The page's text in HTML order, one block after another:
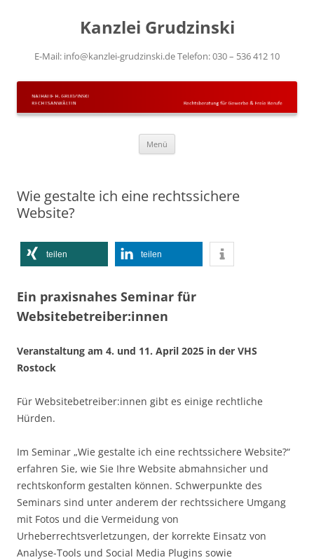
Kanzlei Grudzinski
E-Mail: info@kanzlei-grudzinski.de Telefon: 030 – 536 412 10
Menü
Wie gestalte ich eine rechtssichere
Website?
teilen teilen
Ein praxisnahes Seminar für
Websitebetreiber:innen
Veranstaltung am 4. und 11. April 2025 in der VHS
Rostock
Für Websitebetreiber:innen gibt es einige rechtliche
Hürden.
Im Seminar „Wie gestalte ich eine rechtssichere Website?“
erfahren Sie, wie Sie Ihre Website abmahnsicher und
rechtskonform gestalten können. Schwerpunkte des
Seminars sind unter anderem der rechtssichere Umgang
mit Fotos und die Vermeidung von
Urheberrechtsverletzungen, der korrekte Einsatz von
Analyse-Tools und Social Media Plugins sowie